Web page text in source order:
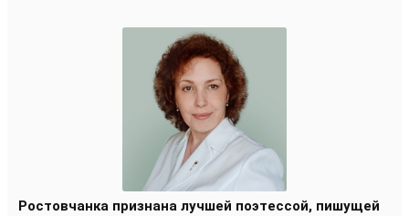
Ростовчанка признана лучшей поэтессой, пишущей